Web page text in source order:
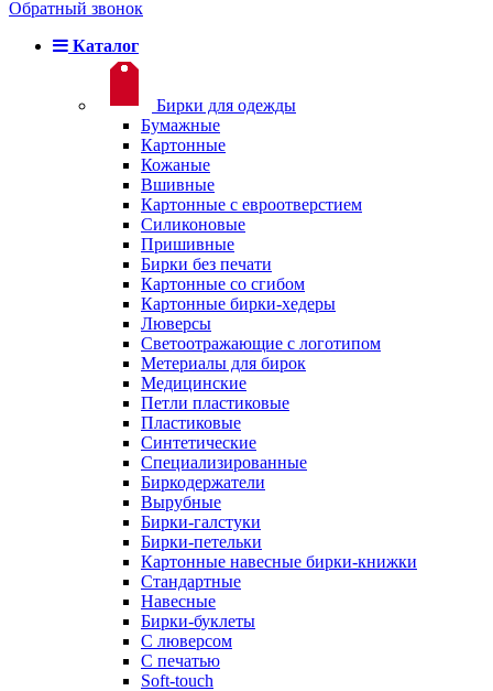
Обратный звонок
Каталог
Бирки для одежды
Бумажные
Картонные
Кожаные
Вшивные
Картонные с евроотверстием
Силиконовые
Пришивные
Бирки без печати
Картонные со сгибом
Картонные бирки-хедеры
Люверсы
Светоотражающие с логотипом
Метериалы для бирок
Медицинские
Петли пластиковые
Пластиковые
Синтетические
Специализированные
Биркодержатели
Вырубные
Бирки-галстуки
Бирки-петельки
Картонные навесные бирки-книжки
Стандартные
Навесные
Бирки-буклеты
С люверсом
С печатью
Soft-touch